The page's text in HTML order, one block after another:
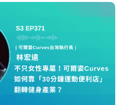
少子化浪潮、私校面臨退場
的技職學校該如何轉型突圍？
樹德科技大學校長王昭雄，帶
兼顧學校永續發展與地方創生的
「傳統私校」轉型為「產學無
賦能設計與人文學科學群？ 🔺
！驚豔科技界的國際精準育才
耕地方的溫暖社會責任平台 主